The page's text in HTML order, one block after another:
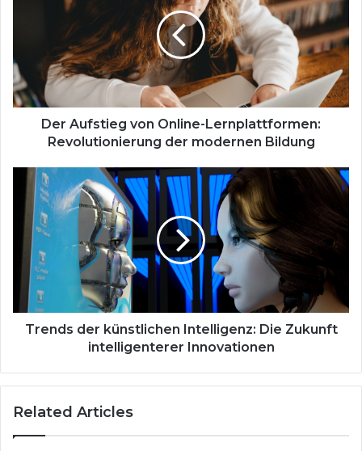
Lernplattformen:
Revolutionierung
der
modernen
Bildung
Der Aufstieg von Online-Lernplattformen:
Revolutionierung der modernen Bildung
Trends
künstlichen
Intelligenz:
Zukunft
intelligenterer
Innovationen
Trends der künstlichen Intelligenz: Die Zukunft
intelligenterer Innovationen
Related Articles